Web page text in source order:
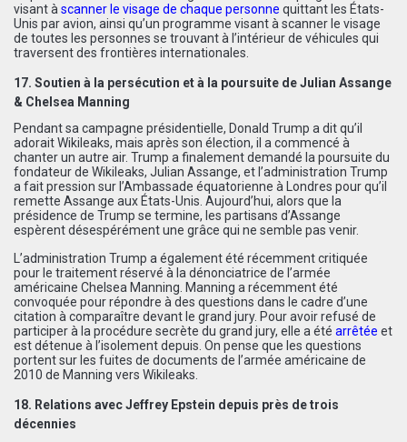
visant àscanner le visage de chaque personne quittant les États-
Unis par avion, ainsi qu’un programme visant à scanner le visage
de toutes les personnes se trouvant à l’intérieur de véhicules qui
traversent des frontières internationales.
17. Soutien à la persécution et à la poursuite de Julian Assange
& Chelsea Manning
Pendant sa campagne présidentielle, Donald Trump a dit qu’il
adorait Wikileaks, mais après son élection, il a commencé à
chanter un autre air. Trump a finalement demandé la poursuite du
fondateur de Wikileaks, Julian Assange, et l’administration Trump
a fait pression sur l’Ambassade équatorienne à Londres pour qu’il
remette Assange aux États-Unis. Aujourd’hui, alors que la
présidence de Trump se termine, les partisans d’Assange
espèrent désespérément une grâce qui ne semble pas venir.
L’administration Trump a également été récemment critiquée
pour le traitement réservé à la dénonciatrice de l’armée
américaine Chelsea Manning. Manning a récemment été
convoquée pour répondre à des questions dans le cadre d’une
citation à comparaître devant le grand jury. Pour avoir refusé de
participer à la procédure secrète du grand jury, elle a été arrêtée et
est détenue à l’isolement depuis. On pense que les questions
portent sur les fuites de documents de l’armée américaine de
2010 de Manning vers Wikileaks.
18. Relations avec Jeffrey Epstein depuis près de trois
décennies